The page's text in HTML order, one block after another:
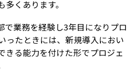
くあります。
で業務を経験し3年目になりプロ
ったときには、新規導入におい
きる能力を付けた形でプロジェ